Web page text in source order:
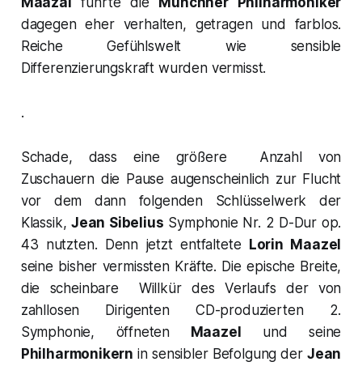
dagegen eher verhalten, getragen und farblos.
Reiche Gefühlswelt wie sensible
Differenzierungskraft wurden vermisst.
.
Schade, dass eine größere Anzahl von
Zuschauern die Pause augenscheinlich zur Flucht
vor dem dann folgenden Schlüsselwerk der
Klassik, Jean Sibelius Symphonie Nr. 2 D-Dur op.
43 nutzten. Denn jetzt entfaltete Lorin Maazel
seine bisher vermissten Kräfte. Die epische Breite,
die scheinbare Willkür des Verlaufs der von
zahllosen Dirigenten CD-produzierten 2.
Symphonie, öffneten Maazel und seine
Philharmonikern in sensibler Befolgung der Jean